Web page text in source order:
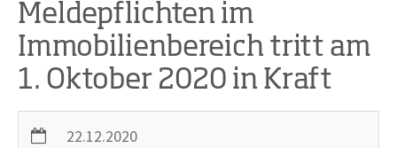
Meldepflichten im
Immobilienbereich tritt am
1. Oktober 2020 in Kraft
22.12.2020